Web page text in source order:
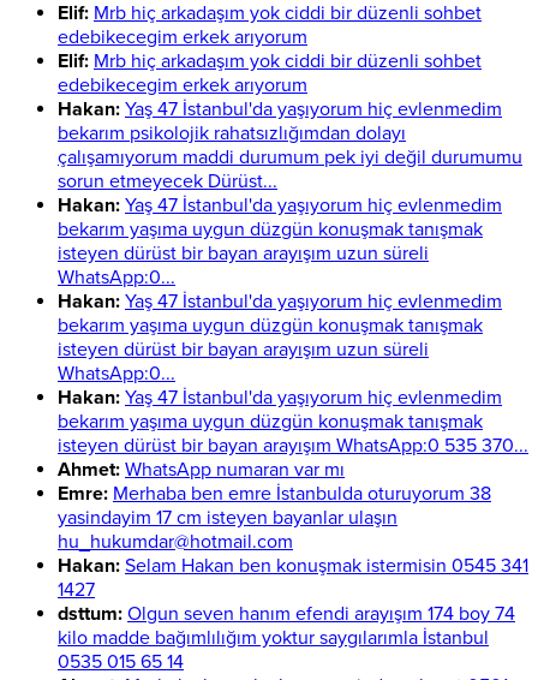
Elif: Mrb hiç arkadaşım yok ciddi bir düzenli sohbet
edebikecegim erkek arıyorum
Elif: Mrb hiç arkadaşım yok ciddi bir düzenli sohbet
edebikecegim erkek arıyorum
Hakan: Yaş 47 İstanbul'da yaşıyorum hiç evlenmedim
bekarım psikolojik rahatsızlığımdan dolayı
çalışamıyorum maddi durumum pek iyi değil durumumu
sorun etmeyecek Dürüst...
Hakan: Yaş 47 İstanbul'da yaşıyorum hiç evlenmedim
bekarım yaşıma uygun düzgün konuşmak tanışmak
isteyen dürüst bir bayan arayışım uzun süreli
WhatsApp:0...
Hakan: Yaş 47 İstanbul'da yaşıyorum hiç evlenmedim
bekarım yaşıma uygun düzgün konuşmak tanışmak
isteyen dürüst bir bayan arayışım uzun süreli
WhatsApp:0...
Hakan: Yaş 47 İstanbul'da yaşıyorum hiç evlenmedim
bekarım yaşıma uygun düzgün konuşmak tanışmak
isteyen dürüst bir bayan arayışım WhatsApp:0 535 370...
Ahmet: WhatsApp numaran var mı
Emre: Merhaba ben emre İstanbulda oturuyorum 38
yasindayim 17 cm isteyen bayanlar ulaşın
hu_hukumdar@hotmail.com
Hakan: Selam Hakan ben konuşmak istermisin 0545 341
1427
dsttum: Olgun seven hanım efendi arayışım 174 boy 74
kilo madde bağımlılığım yoktur saygılarımla İstanbul
0535 015 65 14